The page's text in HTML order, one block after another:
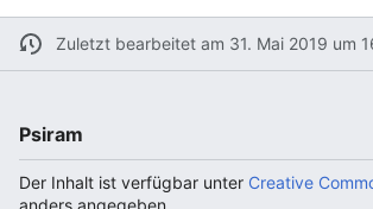
Zuletzt bearbeitet am 31. Mai 2019 um
Psiram
Der Inhalt ist verfügbar unter Creative
anders angegeben.